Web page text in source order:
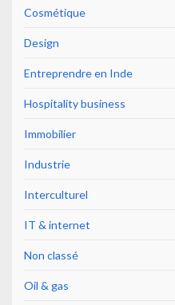
Cosmétique
Design
Entreprendre en Inde
Hospitality business
Immobilier
Industrie
Interculturel
IT & internet
Non classé
Oil & gas